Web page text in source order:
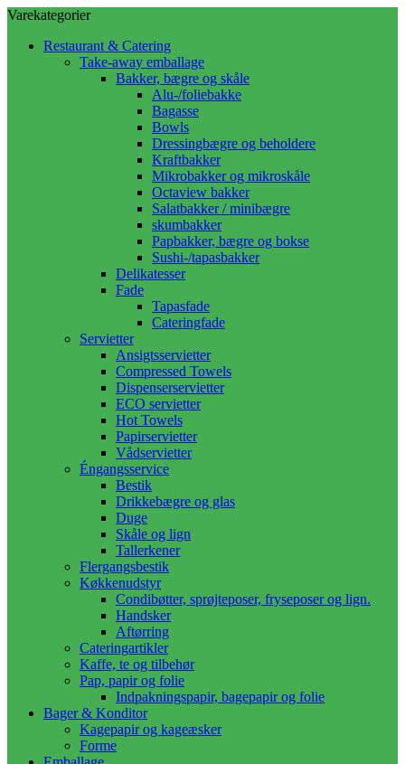
Varekategorier
Restaurant & Catering
Take-away emballage
Bakker, bægre og skåle
Alu-/foliebakke
Bagasse
Bowls
Dressingbægre og beholdere
Kraftbakker
Mikrobakker og mikroskåle
Octaview bakker
Salatbakker / minibægre
skumbakker
Papbakker, bægre og bokse
Sushi-/tapasbakker
Delikatesser
Fade
Tapasfade
Cateringfade
Servietter
Ansigtsservietter
Compressed Towels
Dispenserservietter
ECO servietter
Hot Towels
Papirservietter
Vådservietter
Éngangsservice
Bestik
Drikkebægre og glas
Duge
Skåle og lign
Tallerkener
Flergangsbestik
Køkkenudstyr
Condibøtter, sprøjteposer, fryseposer og lign.
Handsker
Aftørring
Cateringartikler
Kaffe, te og tilbehør
Pap, papir og folie
Indpakningspapir, bagepapir og folie
Bager & Konditor
Kagepapir og kageæsker
Forme